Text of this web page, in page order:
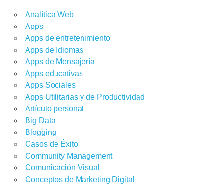
Analítica Web
Apps
Apps de entretenimiento
Apps de Idiomas
Apps de Mensajería
Apps educativas
Apps Sociales
Apps Utilitarias y de Productividad
Artículo personal
Big Data
Blogging
Casos de Éxito
Community Management
Comunicación Visual
Conceptos de Marketing Digital